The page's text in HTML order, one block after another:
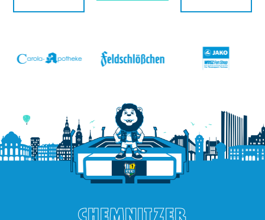
CHEMNITZER